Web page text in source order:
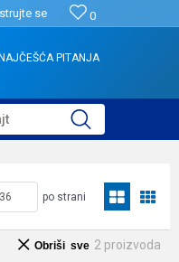
0
se
PITANJA
po strani
2 proizvoda
Obriši sve